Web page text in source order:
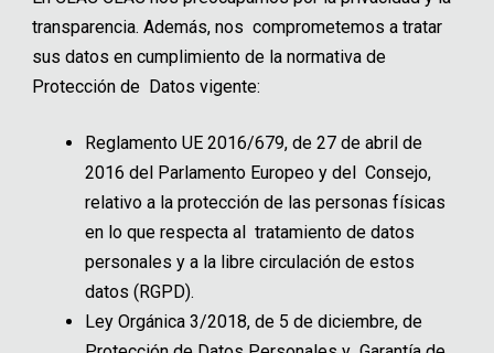
transparencia. Además, nos comprometemos a tratar
sus datos en cumplimiento de la normativa de
Protección de Datos vigente:
Reglamento UE 2016/679, de 27 de abril de
2016 del Parlamento Europeo y del Consejo,
relativo a la protección de las personas físicas
en lo que respecta al tratamiento de datos
personales y a la libre circulación de estos
datos (RGPD).
Ley Orgánica 3/2018, de 5 de diciembre, de